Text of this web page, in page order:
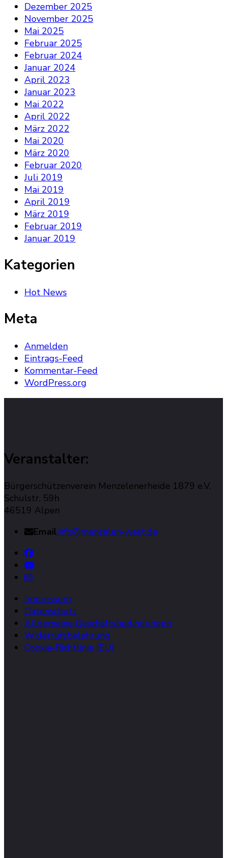
Dezember 2025
November 2025
Mai 2025
Februar 2025
Februar 2024
Januar 2024
April 2023
Januar 2023
Mai 2022
April 2022
März 2022
Mai 2020
März 2020
Februar 2020
Juli 2019
Mai 2019
April 2019
März 2019
Februar 2019
Januar 2019
Kategorien
Hot News
Meta
Anmelden
Eintrags-Feed
Kommentar-Feed
WordPress.org
Veranstalter:
Bürgerschützenverein Menzelenerheide 1879 e.V.
Schulstr. 59h
46519 Alpen
Emailinfo@menzelen-west.de
Impressum
Datenschutz
Allgemeine Geschäftsbedingungen
Widerrufsbelehrung
Cookie-Richtlinie (EU)